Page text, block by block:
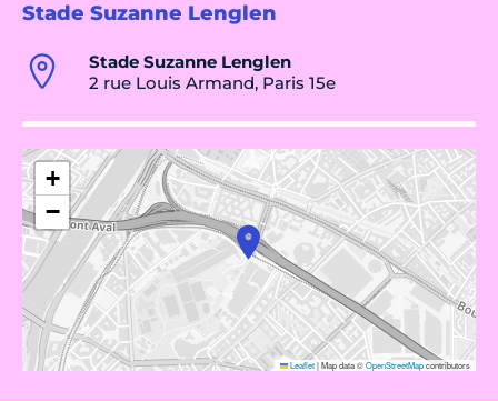
Stade Suzanne Lenglen
Stade Suzanne Lenglen
2 rue Louis Armand, Paris 15e
+
−
Leaflet|Map data ©OpenStreetMapcontributors